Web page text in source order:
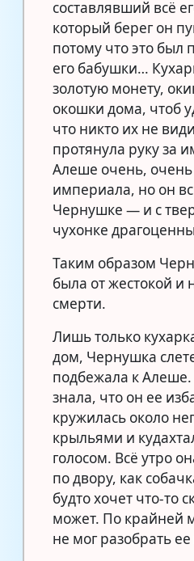
составлявший всё
который берег он
потому что это был
его бабушки…
золотую монету,
окошки дома, чтоб
что никто их не
протянула руку за
Алеше очень,
империала, но он
Чернушке — и с
чухонке
Таким образом
была от жестокой и
смерти.
Лишь только
дом, Чернушка
подбежала к Алеше.
знала, что он ее
кружилась около
крыльями и
голосом. Всё утро
по двору, как
будто хочет что-то
может. По крайней
не мог разобрать